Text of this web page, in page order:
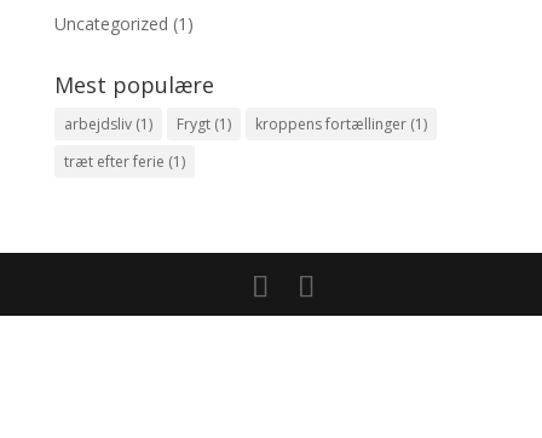
Uncategorized (1)
Mest populære
arbejdsliv(1) Frygt(1) kroppens fortællinger(1)
træt efter ferie (1)